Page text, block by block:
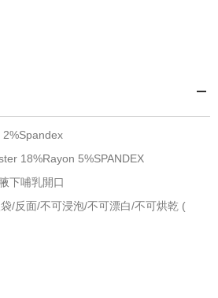
2%Spandex
5%SPANDEX
下哺乳開口
/反面/不可浸泡/不可漂白/不可烘乾 (